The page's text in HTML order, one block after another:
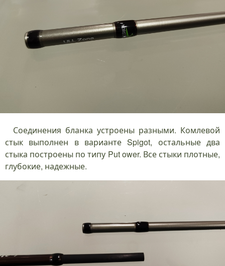
Соединения бланка устроены разными. Комлевой
стык выполнен в варианте Spigot, остальные два
стыка построены по типу Put ower. Все стыки плотные,
глубокие, надежные.